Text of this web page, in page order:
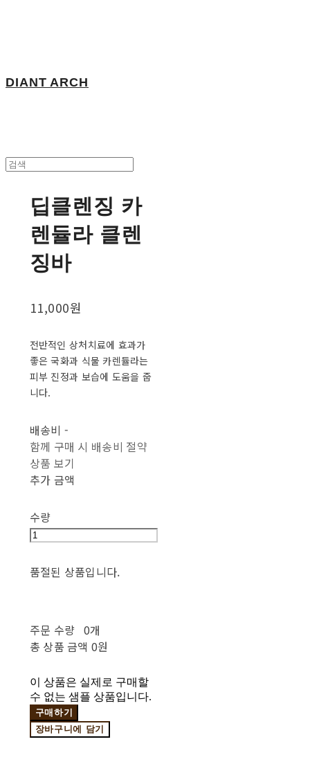
DIANT ARCH
딥클렌징 카
렌듈라 클렌
징바
11,000원
전반적인 상처치료에 효과가
좋은 국화과 식물 카렌듈라는
피부 진정과 보습에 도움을 줍
니다.
배송비 -
함께 구매 시 배송비 절약
상품 보기
추가 금액
수량
품절된 상품입니다.
주문 수량 0개
총 상품 금액 0원
이 상품은 실제로 구매할
수 없는 샘플 상품입니다.
구매하기
장바구니에 담기